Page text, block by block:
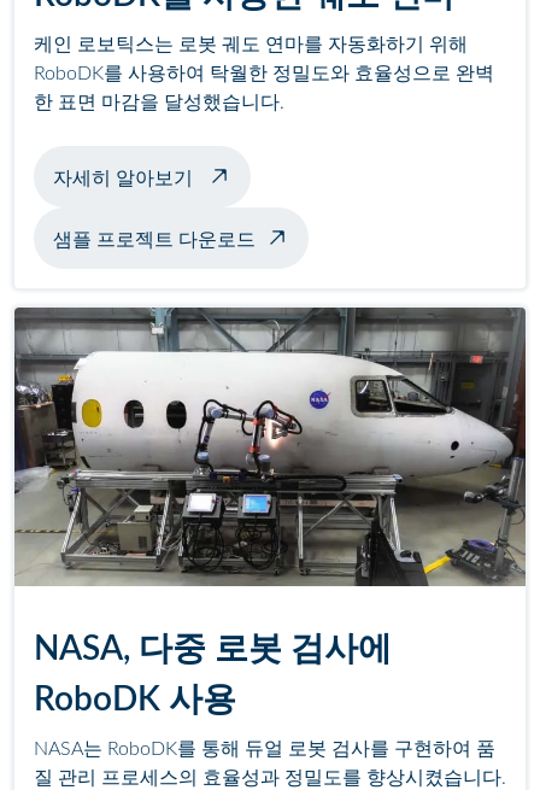
케인 로보틱스는 로봇 궤도 연마를 자동화하기 위해
RoboDK를 사용하여 탁월한 정밀도와 효율성으로 완벽
한 표면 마감을 달성했습니다.
자세히 알아보기 로봇 궤도 연마 정보
샘플 프로젝트 다운로드
NASA, 다중 로봇 검사에
RoboDK 사용
NASA는 RoboDK를 통해 듀얼 로봇 검사를 구현하여 품
질 관리 프로세스의 효율성과 정밀도를 향상시켰습니다.